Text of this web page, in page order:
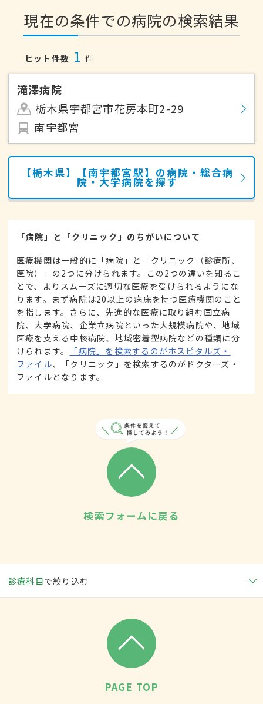
現在の条件での病院の検索結果
ヒット件数 1 件
滝澤病院
栃木県宇都宮市花房本町2-29
南宇都宮
【栃木県】【南宇都宮駅】の病院・総合病
院・大学病院を探す
「病院」と「クリニック」のちがいについて
医療機関は一般的に「病院」と「クリニック（診療所、
医院）」の2つに分けられます。この2つの違いを知るこ
とで、よりスムーズに適切な医療を受けられるようにな
ります。まず病院は20以上の病床を持つ医療機関のこと
を指します。さらに、先進的な医療に取り組む国立病
院、大学病院、企業立病院といった大規模病院や、地域
医療を支える中核病院、地域密着型病院などの種類に分
けられます。
「病院」を検索するのがホスピタルズ・
ファイル、「クリニック」を検索するのがドクターズ・
ファイルとなります。
検索フォームに戻る
診療科目で絞り込む
PAGE TOP